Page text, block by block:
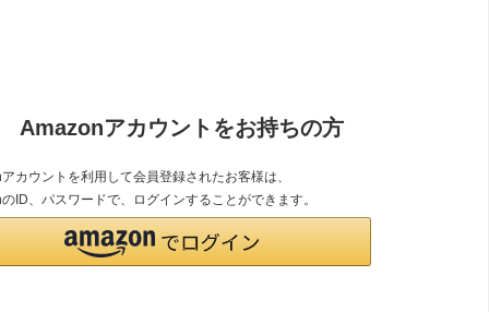
Amazonアカウントをお持ちの方
カウントを利用して会員登録されたお客様は、
ID、パスワードで、ログインすることができます。